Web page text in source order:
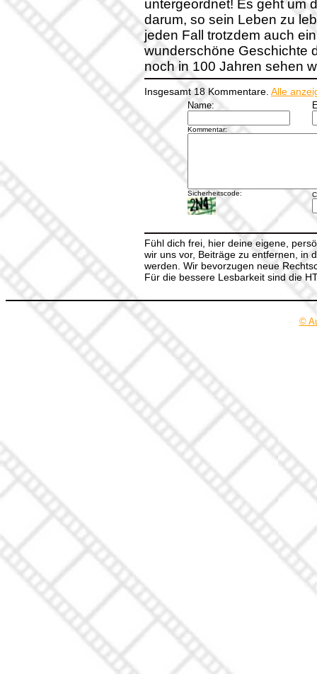
untergeordnet! Es geht um
darum, so sein Leben zu
jeden Fall trotzdem auch
wunderschöne Geschichte
noch in 100 Jahren sehen
Insgesamt 18 Kommentare. Alle
Name:
Kommentar:
Sicherheitscode:
Fühl dich frei, hier deine eigene,
wir uns vor, Beiträge zu entfernen, in
werden. Wir bevorzugen neue
Für die bessere Lesbarkeit sind die
©